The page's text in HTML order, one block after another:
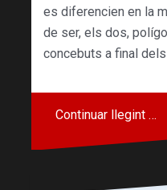
es diferencien en la
de ser, els dos,
concebuts a final
Continuar llegint …